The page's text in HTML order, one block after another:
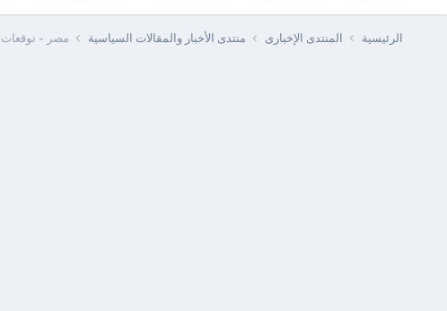
الرئيسية المنتدى الإخبارى منتدى الأخبار والمقالات السياسية مصر - توقعات